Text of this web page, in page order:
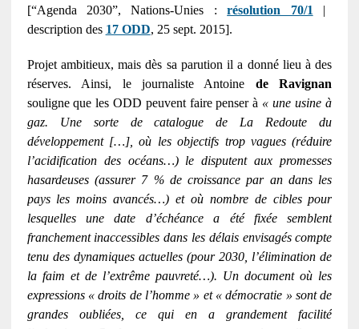
[“Agenda 2030”, Nations-Unies :résolution 70/1 |
description des 17 ODD, 25 sept. 2015].
Projet ambitieux, mais dès sa parution il a donné lieu à des
réserves. Ainsi, le journaliste Antoine de Ravignan
souligne que les ODD peuvent faire penser à « une usine à
gaz. Une sorte de catalogue de La Redoute du
développement […], où les objectifs trop vagues (réduire
l’acidification des océans…) le disputent aux promesses
hasardeuses (assurer 7 % de croissance par an dans les
pays les moins avancés…) et où nombre de cibles pour
lesquelles une date d’échéance a été fixée semblent
franchement inaccessibles dans les délais envisagés compte
tenu des dynamiques actuelles (pour 2030, l’élimination de
la faim et de l’extrême pauvreté…). Un document où les
expressions « droits de l’homme » et « démocratie » sont de
grandes oubliées, ce qui en a grandement facilité